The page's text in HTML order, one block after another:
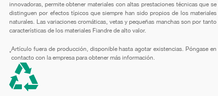
innovadoras, permite obtener materiales con altas prestaciones técnicas que se
distinguen por efectos típicos que siempre han sido propios de los materiales
naturales. Las variaciones cromáticas, vetas y pequeñas manchas son por tanto
características de los materiales Fiandre de alto valor.
*
Artículo fuera de producción, disponible hasta agotar existencias. Póngase en
contacto con la empresa para obtener más información.